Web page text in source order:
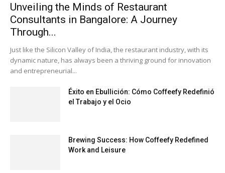
Unveiling the Minds of Restaurant
Consultants in Bangalore: A Journey
Through...
Just like the Silicon Valley of India, the restaurant industry, with its
dynamic nature, has always been a thriving ground for innovation
and entrepreneurial...
Éxito en Ebullición: Cómo Coffeefy Redefinió
el Trabajo y el Ocio
Brewing Success: How Coffeefy Redefined
Work and Leisure